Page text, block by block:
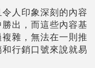
人印象深刻的內容
出，而這些內容基
雜，無法在一則推
行銷口號來說就易